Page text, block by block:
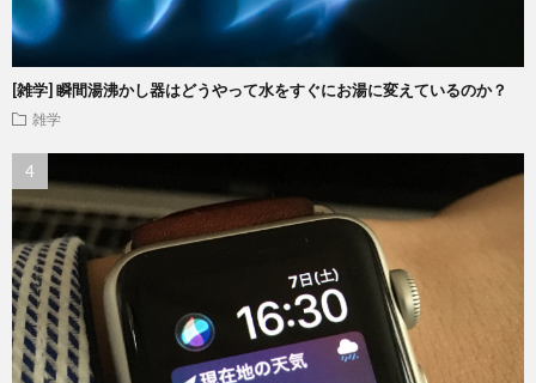
[雑学] 瞬間湯沸かし器はどうやって水をすぐにお湯に変えているのか？
雑学